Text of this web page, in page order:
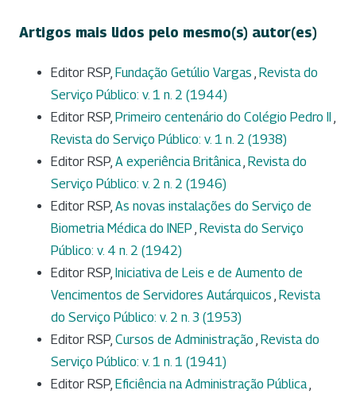
Artigos mais lidos pelo mesmo(s) autor(es)
Editor RSP, Fundação Getúlio Vargas , Revista do
Serviço Público: v. 1 n. 2 (1944)
Editor RSP, Primeiro centenário do Colégio Pedro II ,
Revista do Serviço Público: v. 1 n. 2 (1938)
Editor RSP, A experiência Britânica, Revista do
Serviço Público: v. 2 n. 2 (1946)
Editor RSP, As novas instalações do Serviço de
Biometria Médica do INEP , Revista do Serviço
Público: v. 4 n. 2 (1942)
Editor RSP, Iniciativa de Leis e de Aumento de
Vencimentos de Servidores Autárquicos , Revista
do Serviço Público: v. 2 n. 3 (1953)
Editor RSP, Cursos de Administração , Revista do
Serviço Público: v. 1 n. 1 (1941)
Editor RSP, Eficiência na Administração Pública,